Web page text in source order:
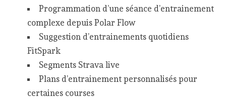
Programmation d’une séance d’entrainement
complexe depuis Polar Flow
Suggestion d’entrainements quotidiens
FitSpark
Segments Strava live
Plans d’entrainement personnalisés pour
certaines courses